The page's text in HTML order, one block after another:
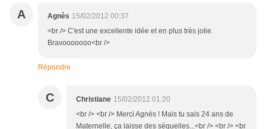
A Agnès 15/02/2012 00:37
<br /> C'est une excellente idée et en plus très jolie.
Bravooooooo<br />
Répondre
C Christiane 15/02/2012 01:20
<br /> <br /> Merci Agnès ! Mais tu sais 24 ans de
Maternelle, ça laisse des séquelles...<br /> <br /> <br